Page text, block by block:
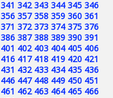
341 342 343 344 345 346
356 357 358 359 360 361
371 372 373 374 375 376
386 387 388 389 390 391
401 402 403 404 405 406
416 417 418 419 420 421
431 432 433 434 435 436
446 447 448 449 450 451
461 462 463 464 465 466